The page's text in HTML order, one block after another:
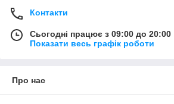
Контакти
Сьогодні працює з 09:00 до 20:00
Показати весь графік роботи
Про нас